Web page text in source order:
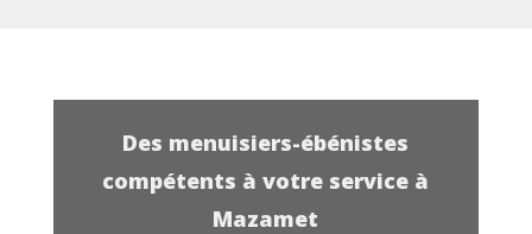
Des menuisiers-ébénistes
compétents à votre service à
Mazamet